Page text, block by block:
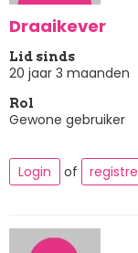
Draaikever
Lid sinds
20 jaar 3 maanden
Rol
Gewone gebruiker
Login of